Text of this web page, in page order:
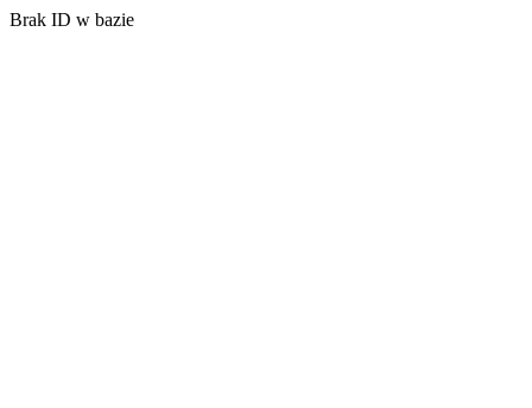
Brak ID w bazie